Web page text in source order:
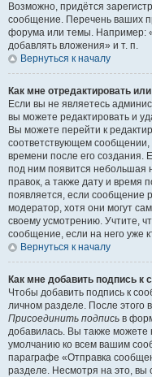
Возможно, придётся
сообщение. Перечень ваших
форума или темы. Например:
добавлять вложения» и т. п.
Вернуться к началу
Как мне отредактировать
Если вы не являетесь
вы можете редактировать и
Вы можете перейти к
соответствующем сообщении,
времени после его создания.
под ним появится небольшая
правок, а также дату и время
появляется, если сообщение
модератор, хотя они могут
своему усмотрению. Учтите,
сообщение, если на него уже
Вернуться к началу
Как мне добавить подпись
Чтобы добавить подпись к
личном разделе. После этого
Присоединить подпись в
добавилась. Вы также можете
умолчанию ко всем вашим
параграфе «Отправка
разделе. Несмотря на это, вы